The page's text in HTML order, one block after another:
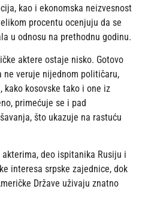
kao i ekonomska neizvesnost
procentu ocenjuju da se
u odnosu na prethodnu godinu.
aktere ostaje nisko. Gotovo
veruje nijednom političaru,
kosovske tako i one iz
primećuje se i pad
što ukazuje na rastuću
deo ispitanika Rusiju i
interesa srpske zajednice, dok
Države uživaju znatno